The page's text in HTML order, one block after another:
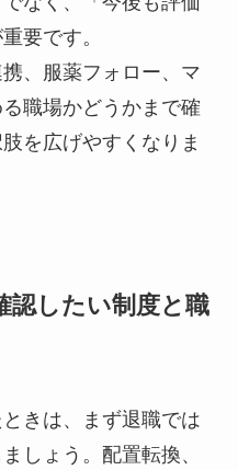
要です。
、服薬フォロー、マ
職場かどうかまで確
を広げやすくなりま
認したい制度と職
きは、まず退職では
しょう。配置転換、